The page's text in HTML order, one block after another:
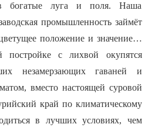
в богатые луга и поля. Наша
промышленность займёт
положение и значение…
с лихвой окупятся
незамерзающих гаваней и
вместо настоящей суровой
край по климатическому
в лучших условиях, чем